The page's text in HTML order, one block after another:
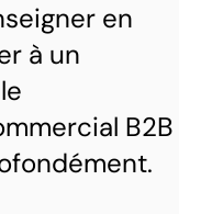
en
à un
B2B